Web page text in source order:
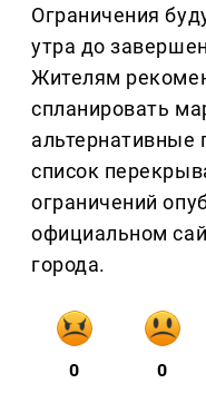
Ограничения
утра до
Жителям
спланировать
альтернативные
список
ограничений
официальном
города.
0 0